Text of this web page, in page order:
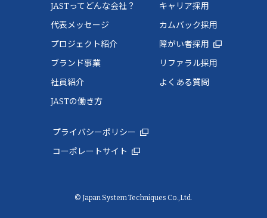
JASTってどんな会社？
代表メッセージ
プロジェクト紹介
ブランド事業
社員紹介
JASTの働き方
キャリア採用
カムバック採用
障がい者採用
リファラル採用
よくある質問
プライバシーポリシー
コーポレートサイト
© Japan System Techniques Co.,Ltd.